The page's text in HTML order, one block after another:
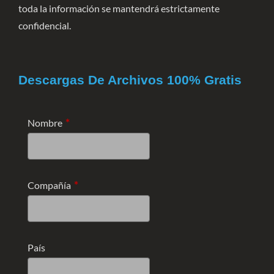
toda la información se mantendrá estrictamente
confidencial.
Descargas De Archivos 100% Gratis
Nombre *
Compañía *
País